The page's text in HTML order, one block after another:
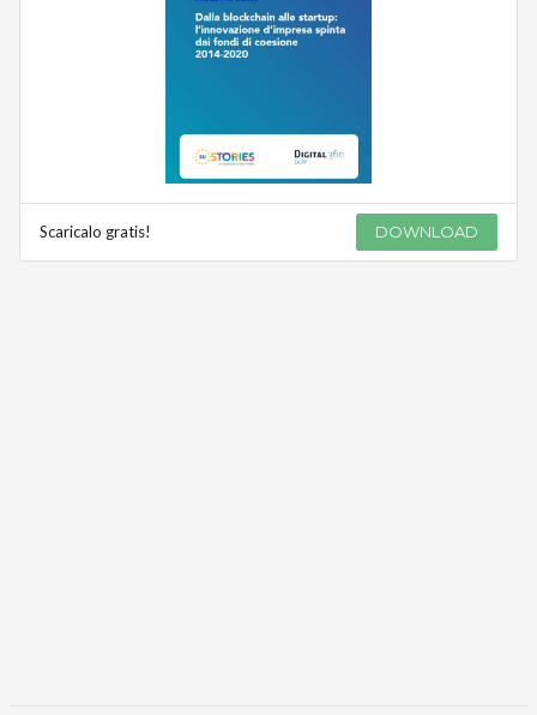
Scaricalo gratis! DOWNLOAD